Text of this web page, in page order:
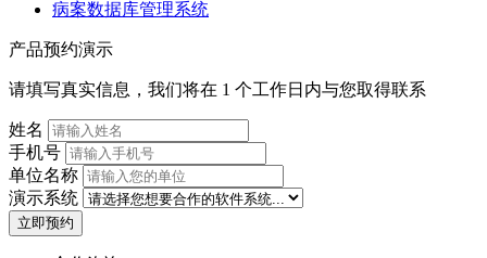
病案数据库管理系统
产品预约演示
请填写真实信息，我们将在 1 个工作日内与您取得联系
姓名
手机号
单位名称
演示系统
立即预约